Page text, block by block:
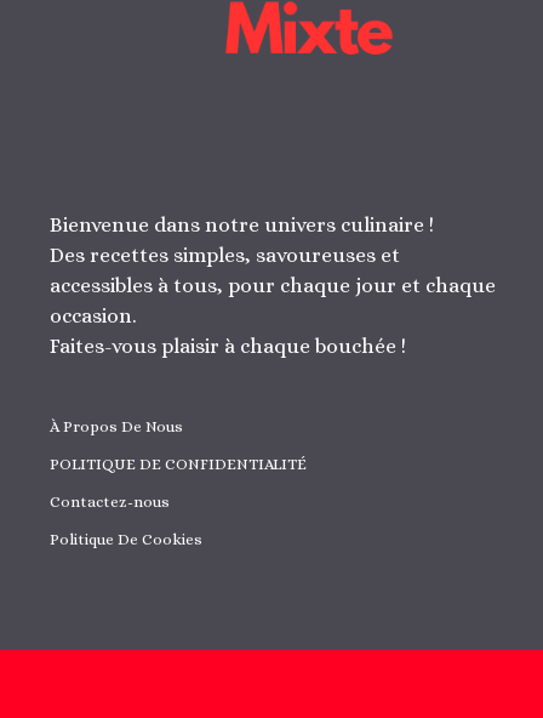
Bienvenue dans notre univers culinaire !
Des recettes simples, savoureuses et
accessibles à tous, pour chaque jour et chaque
occasion.
Faites-vous plaisir à chaque bouchée !
À Propos De Nous
POLITIQUE DE CONFIDENTIALITÉ
Contactez-nous
Politique De Cookies